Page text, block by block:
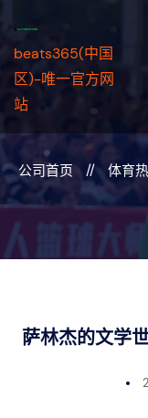
beats365(中国
区)-唯一官方网
站
公司首页 // 体育
萨林杰的文学